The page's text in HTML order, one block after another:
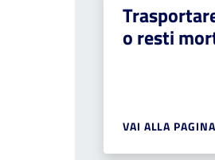
o resti
VAI ALLA PAGINA